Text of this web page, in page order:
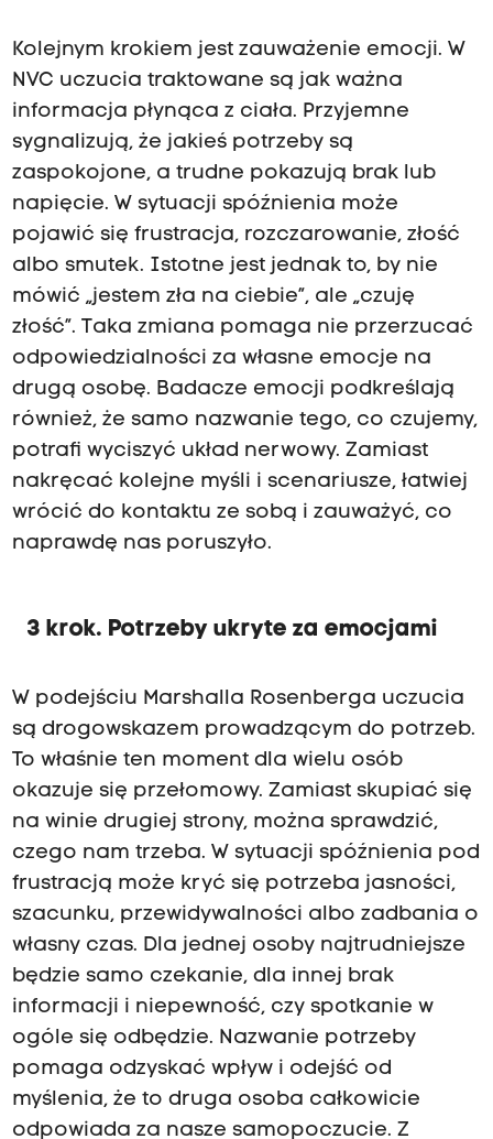
Kolejnym krokiem jest zauważenie emocji. W
NVC uczucia traktowane są jak ważna
informacja płynąca z ciała. Przyjemne
sygnalizują, że jakieś potrzeby są
zaspokojone, a trudne pokazują brak lub
napięcie. W sytuacji spóźnienia może
pojawić się frustracja, rozczarowanie, złość
albo smutek. Istotne jest jednak to, by nie
mówić „jestem zła na ciebie”, ale „czuję
złość”. Taka zmiana pomaga nie przerzucać
odpowiedzialności za własne emocje na
drugą osobę. Badacze emocji podkreślają
również, że samo nazwanie tego, co czujemy,
potrafi wyciszyć układ nerwowy. Zamiast
nakręcać kolejne myśli i scenariusze, łatwiej
wrócić do kontaktu ze sobą i zauważyć, co
naprawdę nas poruszyło.
3 krok. Potrzeby ukryte za emocjami
W podejściu Marshalla Rosenberga uczucia
są drogowskazem prowadzącym do potrzeb.
To właśnie ten moment dla wielu osób
okazuje się przełomowy. Zamiast skupiać się
na winie drugiej strony, można sprawdzić,
czego nam trzeba. W sytuacji spóźnienia pod
frustracją może kryć się potrzeba jasności,
szacunku, przewidywalności albo zadbania o
własny czas. Dla jednej osoby najtrudniejsze
będzie samo czekanie, dla innej brak
informacji i niepewność, czy spotkanie w
ogóle się odbędzie. Nazwanie potrzeby
pomaga odzyskać wpływ i odejść od
myślenia, że to druga osoba całkowicie
odpowiada za nasze samopoczucie. Z